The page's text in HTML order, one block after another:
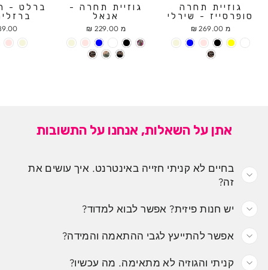
גוזיית תחרה
סופרסייז - שירלי
מ 269.00 ₪
גוזיית תחרה -
אנאל
מ 229.00 ₪
ברלט -
₪
אתן על השאלות, אנחנו על התשובות
בחיים לא קניתי חזייה באינטרנט. איך עושים את
זה?
יש חנות פיזית? אפשר לבוא למדוד?
אפשר להתייעץ לגבי ההתאמה והמידה?
קניתי והגוזיה לא מתאימה. מה עכשיו?